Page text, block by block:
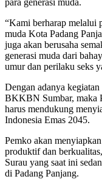
“Kami berharap melalui
muda Kota Padang
juga akan berusaha
generasi muda dari
umur dan perilaku seks
Dengan adanya
BKKBN Sumbar, maka
harus mendukung
Indonesia Emas 2045.
Pemko akan
produktif dan
Surau yang saat ini
di Padang Panjang.